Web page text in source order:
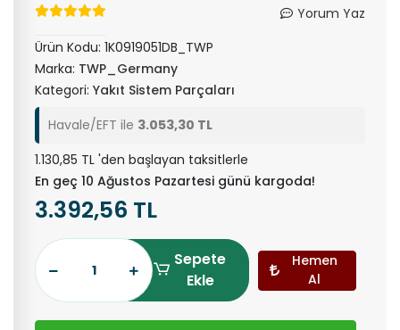
Yorum Yaz
Ürün Kodu: 1K0919051DB_TWP
Marka: TWP_Germany
Kategori: Yakıt Sistem Parçaları
Havale/EFT ile 3.053,30 TL
1.130,85 TL 'den başlayan taksitlerle
En geç 10 Ağustos Pazartesi günü kargoda!
3.392,56 TL
Sepete
Ekle
Hemen
Al